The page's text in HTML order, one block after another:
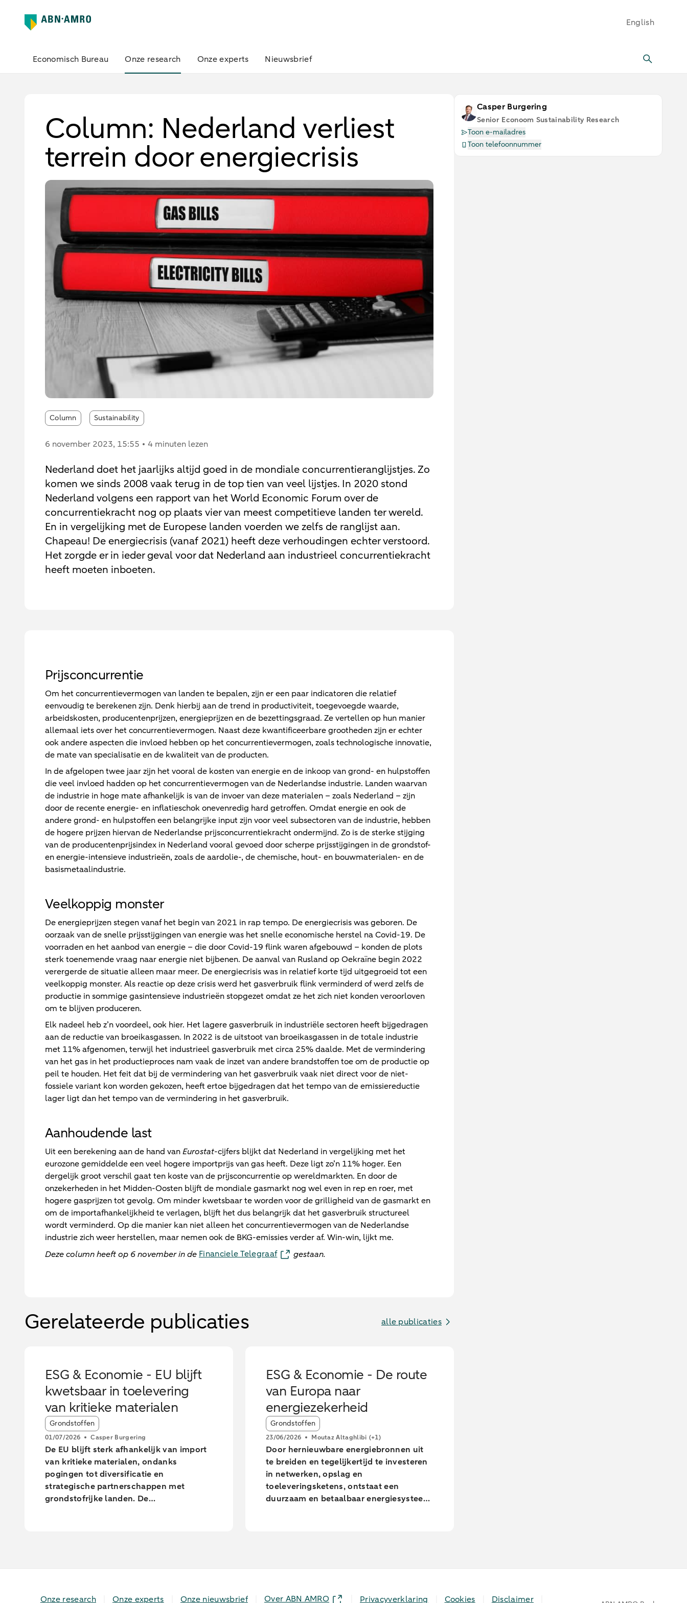
English
Economisch Bureau Onze research Onze experts Nieuwsbrief
Column: Nederland verliest
terrein door energiecrisis
Column Sustainability
6 november 2023, 15:55 4 minuten lezen
Nederland doet het jaarlijks altijd goed in de mondiale concurrentieranglijstjes. Zo
komen we sinds 2008 vaak terug in de top tien van veel lijstjes. In 2020 stond
Nederland volgens een rapport van het World Economic Forum over de
concurrentiekracht nog op plaats vier van meest competitieve landen ter wereld.
En in vergelijking met de Europese landen voerden we zelfs de ranglijst aan.
Chapeau! De energiecrisis (vanaf 2021) heeft deze verhoudingen echter verstoord.
Het zorgde er in ieder geval voor dat Nederland aan industrieel concurrentiekracht
heeft moeten inboeten.
Prijsconcurrentie
Om het concurrentievermogen van landen te bepalen, zijn er een paar indicatoren die relatief
eenvoudig te berekenen zijn. Denk hierbij aan de trend in productiviteit, toegevoegde waarde,
arbeidskosten, producentenprijzen, energieprijzen en de bezettingsgraad. Ze vertellen op hun manier
allemaal iets over het concurrentievermogen. Naast deze kwantificeerbare grootheden zijn er echter
ook andere aspecten die invloed hebben op het concurrentievermogen, zoals technologische innovatie,
de mate van specialisatie en de kwaliteit van de producten.
In de afgelopen twee jaar zijn het vooral de kosten van energie en de inkoop van grond- en hulpstoffen
die veel invloed hadden op het concurrentievermogen van de Nederlandse industrie. Landen waarvan
de industrie in hoge mate afhankelijk is van de invoer van deze materialen – zoals Nederland – zijn
door de recente energie- en inflatieschok onevenredig hard getroffen. Omdat energie en ook de
andere grond- en hulpstoffen een belangrijke input zijn voor veel subsectoren van de industrie, hebben
de hogere prijzen hiervan de Nederlandse prijsconcurrentiekracht ondermijnd. Zo is de sterke stijging
van de producentenprijsindex in Nederland vooral gevoed door scherpe prijsstijgingen in de grondstof-
en energie-intensieve industrieën, zoals de aardolie-, de chemische, hout- en bouwmaterialen- en de
basismetaalindustrie.
Veelkoppig monster
De energieprijzen stegen vanaf het begin van 2021 in rap tempo. De energiecrisis was geboren. De
oorzaak van de snelle prijsstijgingen van energie was het snelle economische herstel na Covid-19. De
voorraden en het aanbod van energie – die door Covid-19 flink waren afgebouwd – konden de plots
sterk toenemende vraag naar energie niet bijbenen. De aanval van Rusland op Oekraïne begin 2022
verergerde de situatie alleen maar meer. De energiecrisis was in relatief korte tijd uitgegroeid tot een
veelkoppig monster. Als reactie op deze crisis werd het gasverbruik flink verminderd of werd zelfs de
productie in sommige gasintensieve industrieën stopgezet omdat ze het zich niet konden veroorloven
om te blijven produceren.
Elk nadeel heb z’n voordeel, ook hier. Het lagere gasverbruik in industriële sectoren heeft bijgedragen
aan de reductie van broeikasgassen. In 2022 is de uitstoot van broeikasgassen in de totale industrie
met 11% afgenomen, terwijl het industrieel gasverbruik met circa 25% daalde. Met de vermindering
van het gas in het productieproces nam vaak de inzet van andere brandstoffen toe om de productie op
peil te houden. Het feit dat bij de vermindering van het gasverbruik vaak niet direct voor de niet-
fossiele variant kon worden gekozen, heeft ertoe bijgedragen dat het tempo van de emissiereductie
lager ligt dan het tempo van de vermindering in het gasverbruik.
Aanhoudende last
Uit een berekening aan de hand vanEurostat-cijfers blijkt dat Nederland in vergelijking met het
eurozone gemiddelde een veel hogere importprijs van gas heeft. Deze ligt zo’n 11% hoger. Een
dergelijk groot verschil gaat ten koste van de prijsconcurrentie op wereldmarkten. En door de
onzekerheden in het Midden-Oosten blijft de mondiale gasmarkt nog wel even in rep en roer, met
hogere gasprijzen tot gevolg. Om minder kwetsbaar te worden voor de grilligheid van de gasmarkt en
om de importafhankelijkheid te verlagen, blijft het dus belangrijk dat het gasverbruik structureel
wordt verminderd. Op die manier kan niet alleen het concurrentievermogen van de Nederlandse
industrie zich weer herstellen, maar nemen ook de BKG-emissies verder af. Win-win, lijkt me.
Deze column heeft op 6 november in de Financiele Telegraaf gestaan.
Gerelateerde publicaties alle publicaties
ESG & Economie - EU blijft
kwetsbaar in toelevering
van kritieke materialen
Article tags:
Grondstoffen
01/07/2026 Casper Burgering
De EU blijft sterk afhankelijk van import
van kritieke materialen, ondanks
pogingen tot diversificatie en
strategische partnerschappen met
grondstofrijke landen. De
het behalen van deze doelen onzeker.
ESG & Economie - De route
van Europa naar
energiezekerheid
Article tags:
Grondstoffen
23/06/2026 Moutaz Altaghlibi (+1)
Door hernieuwbare energiebronnen uit
te breiden en tegelijkertijd te investeren
in netwerken, opslag en
toeleveringsketens, ontstaat een
duurzaam en betaalbaar energiesysteem,
geïmporteerde fossiele brandstoffen
Casper Burgering
Senior Econoom Sustainability Research
Toon e-mailadres
Toon telefoonnummer
Onze research Onze experts Onze nieuwsbrief Over ABN AMRO Privacyverklaring Cookies Disclaimer